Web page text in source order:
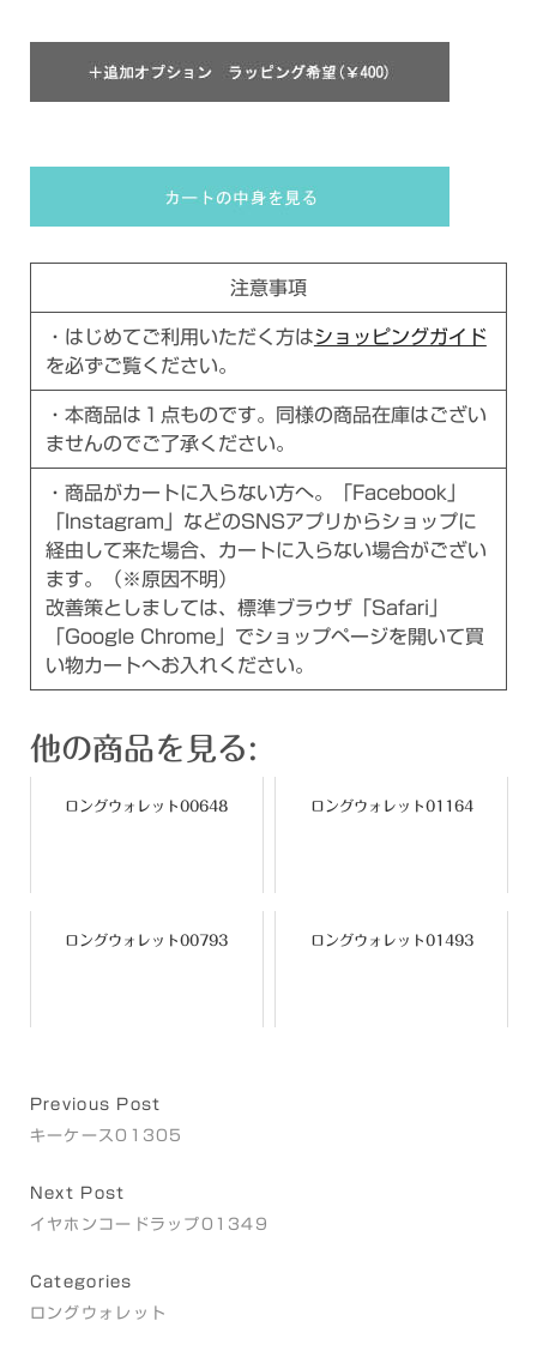
注意事項
・はじめてご利用いただく方はショッピングガイド
を必ずご覧ください。
・本商品は１点ものです。同様の商品在庫はござい
ませんのでご了承ください。
・商品がカートに入らない方へ。「Facebook」
「Instagram」などのSNSアプリからショップに
経由して来た場合、カートに入らない場合がござい
ます。（※原因不明）
改善策としましては、標準ブラウザ「Safari」
「Google Chrome」でショップページを開いて買
い物カートへお入れください。
他の商品を見る:
ロングウォレット00648 ロングウォレット01164
ロングウォレット00793 ロングウォレット01493
Previous Post
キーケース01305
Next Post
イヤホンコードラップ01349
Categories
ロングウォレット